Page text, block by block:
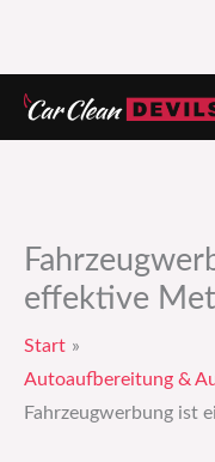
Zum
Inhalt
effektive
Start
Autoaufbereitung &
Fahrzeugwerbung ist